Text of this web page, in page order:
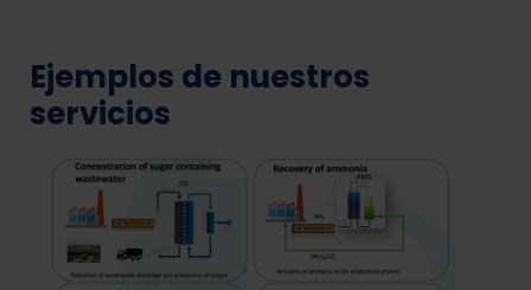
Ejemplos de nuestros
servicios